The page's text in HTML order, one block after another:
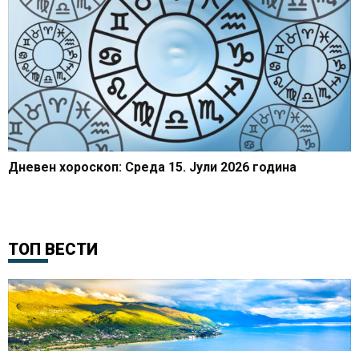
Дневен хороскоп: Среда 15. Јули 2026 година
ТОП ВЕСТИ